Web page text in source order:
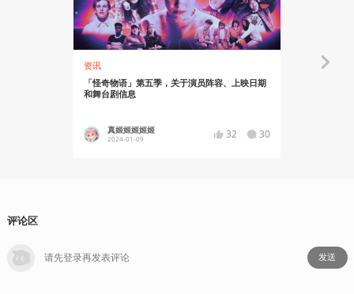
资讯
「怪奇物语」第五季，关于演员阵容、上映日期
和舞台剧信息
真姬姬姬姬姬
2024-01-09 32 30
故事烩
评论区
发送